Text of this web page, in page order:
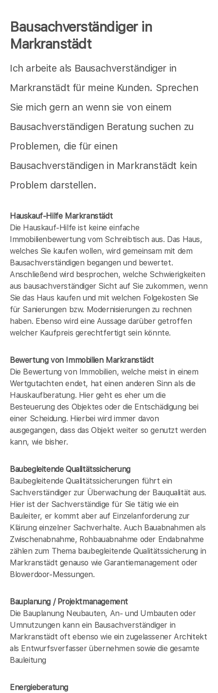
Bausachverständiger in
Markranstädt
Ich arbeite als Bausachverständiger in
Markranstädt für meine Kunden. Sprechen
Sie mich gern an wenn sie von einem
Bausachverständigen Beratung suchen zu
Problemen, die für einen
Bausachverständigen in Markranstädt kein
Problem darstellen.
Hauskauf-Hilfe Markranstädt
Die Hauskauf-Hilfe ist keine einfache
Immobilienbewertung vom Schreibtisch aus. Das Haus,
welches Sie kaufen wollen, wird gemeinsam mit dem
Bausachverständigen begangen und bewertet.
Anschließend wird besprochen, welche Schwierigkeiten
aus bausachverständiger Sicht auf Sie zukommen, wenn
Sie das Haus kaufen und mit welchen Folgekosten Sie
für Sanierungen bzw. Modernisierungen zu rechnen
haben. Ebenso wird eine Aussage darüber getroffen
welcher Kaufpreis gerechtfertigt sein könnte.
Bewertung von Immobilien Markranstädt
Die Bewertung von Immobilien, welche meist in einem
Wertgutachten endet, hat einen anderen Sinn als die
Hauskaufberatung. Hier geht es eher um die
Besteuerung des Objektes oder die Entschädigung bei
einer Scheidung. Hierbei wird immer davon
ausgegangen, dass das Objekt weiter so genutzt werden
kann, wie bisher.
Baubegleitende Qualitätssicherung
Baubegleitende Qualitätssicherungen führt ein
Sachverständiger zur Überwachung der Bauqualität aus.
Hier ist der Sachverständige für Sie tätig wie ein
Bauleiter, er kommt aber auf Einzelanforderung zur
Klärung einzelner Sachverhalte. Auch Bauabnahmen als
Zwischenabnahme, Rohbauabnahme oder Endabnahme
zählen zum Thema baubegleitende Qualitätssicherung in
Markranstädt genauso wie Garantiemanagement oder
Blowerdoor-Messungen.
Bauplanung / Projektmanagement
Die Bauplanung Neubauten, An- und Umbauten oder
Umnutzungen kann ein Bausachverständiger in
Markranstädt oft ebenso wie ein zugelassener Architekt
als Entwurfsverfasser übernehmen sowie die gesamte
Bauleitung
Energieberatung